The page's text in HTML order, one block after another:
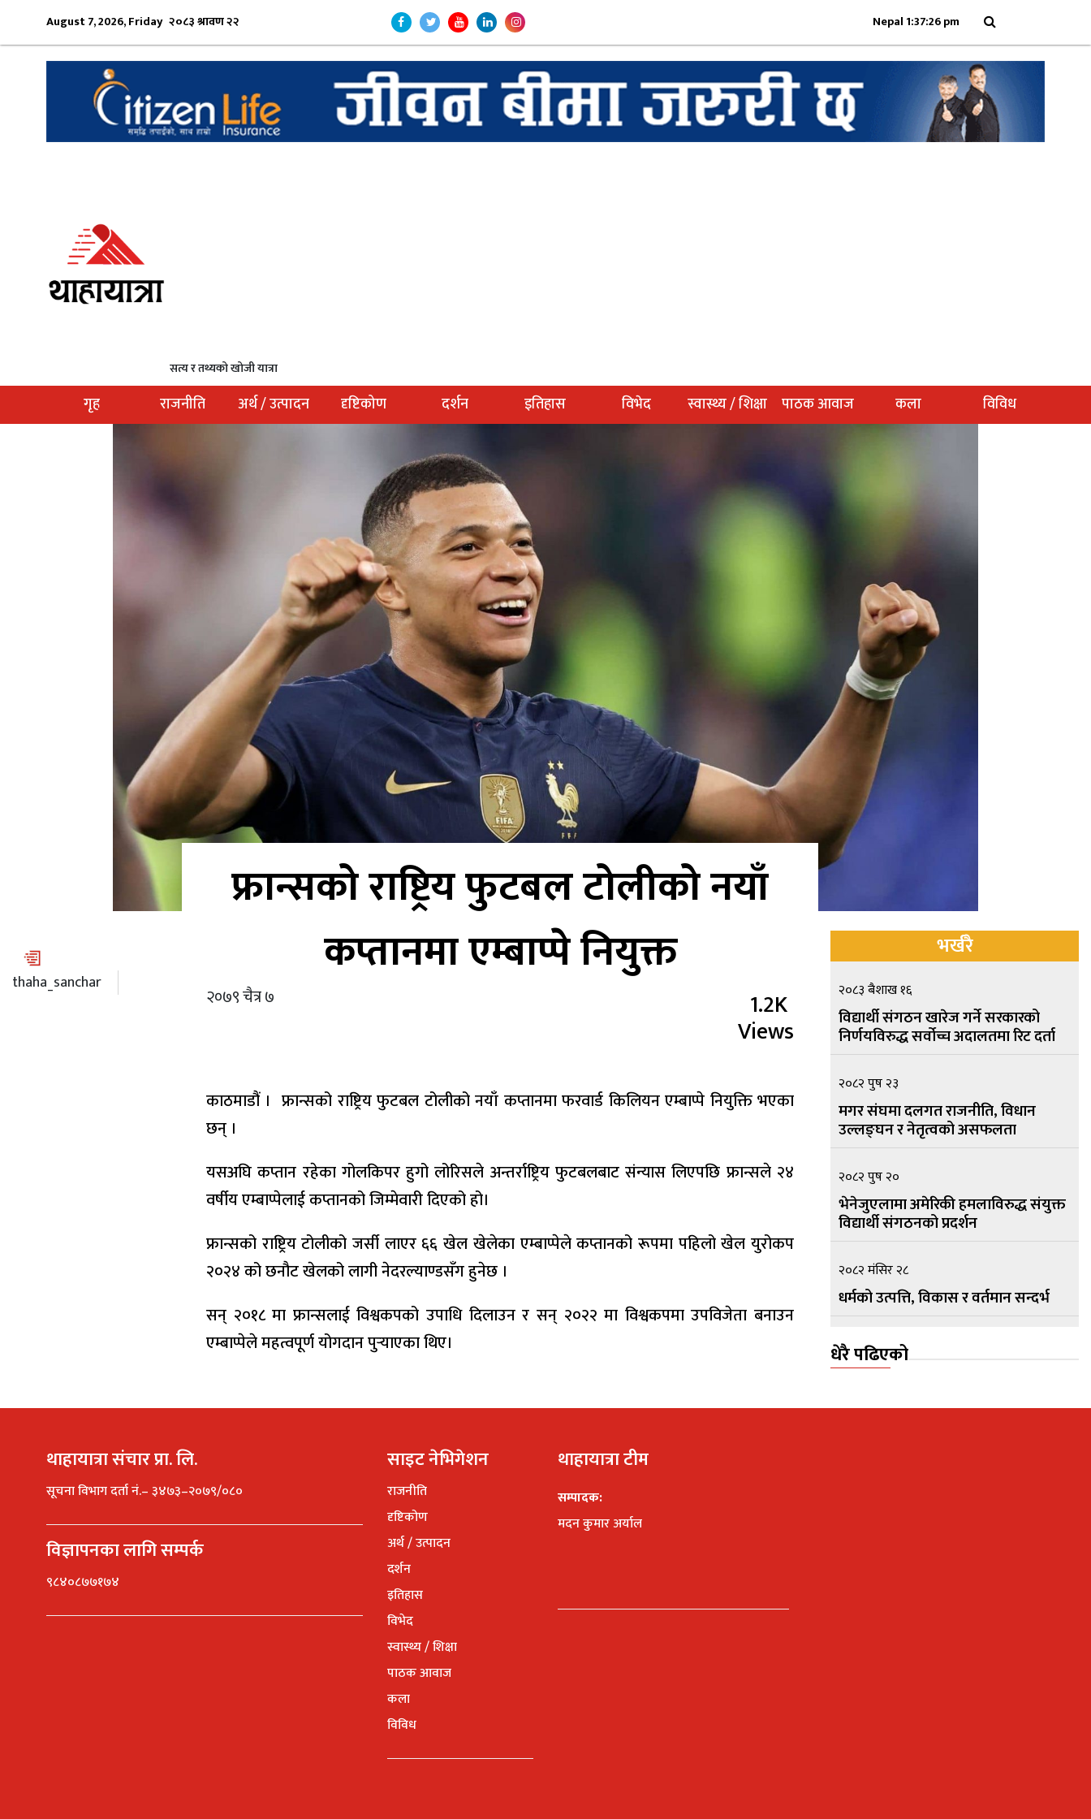
August 7, 2026, Friday २०८३ श्रावण २२ Nepal 1:37:26 pm
सत्य र तथ्यको खोजी यात्रा
गृह राजनीति अर्थ / उत्पादन दृष्टिकोण दर्शन इतिहास विभेद स्वास्थ्य / शिक्षा पाठक आवाज कला विविध
thaha_sanchar
फ्रान्सको राष्ट्रिय फुटबल टोलीको नयाँ
कप्तानमा एम्बाप्पे नियुक्त
२०७९ चैत्र ७ 1.2K
Views
काठमाडौं । फ्रान्सको राष्ट्रिय फुटबल टोलीको नयाँ कप्तानमा फरवार्ड किलियन एम्बाप्पे नियुक्ति भएका
छन् ।
यसअघि कप्तान रहेका गोलकिपर हुगो लोरिसले अन्तर्राष्ट्रिय फुटबलबाट संन्यास लिएपछि फ्रान्सले २४
वर्षीय एम्बाप्पेलाई कप्तानको जिम्मेवारी दिएको हो।
फ्रान्सको राष्ट्रिय टोलीको जर्सी लाएर ६६ खेल खेलेका एम्बाप्पेले कप्तानको रूपमा पहिलो खेल युरोकप
२०२४ को छनौट खेलको लागी नेदरल्याण्डसँग हुनेछ ।
सन् २०१८ मा फ्रान्सलाई विश्वकपको उपाधि दिलाउन र सन् २०२२ मा विश्वकपमा उपविजेता बनाउन
एम्बाप्पेले महत्वपूर्ण योगदान पुर्‍याएका थिए।
भर्खरै
२०८३ बैशाख १६
विद्यार्थी संगठन खारेज गर्ने सरकारको
निर्णयविरुद्ध सर्वोच्च अदालतमा रिट दर्ता
२०८२ पुष २३
मगर संघमा दलगत राजनीति, विधान
उल्लङ्घन र नेतृत्वको असफलता
२०८२ पुष २०
भेनेजुएलामा अमेरिकी हमलाविरुद्ध संयुक्त
विद्यार्थी संगठनको प्रदर्शन
२०८२ मंसिर २८
धर्मको उत्पत्ति, विकास र वर्तमान सन्दर्भ
२०८२ मंसिर १५
सामुदायिक सार्वभौम नेपालको प्रस्तावना
धेरै पढिएको
थाहायात्रा संचार प्रा. लि.
सूचना विभाग दर्ता नं.– ३४७३–२०७९/०८०
विज्ञापनका लागि सम्पर्क
९८४०८७७१७४
साइट नेभिगेशन
राजनीति
दृष्टिकोण
अर्थ / उत्पादन
दर्शन
इतिहास
विभेद
स्वास्थ्य / शिक्षा
पाठक आवाज
कला
विविध
थाहायात्रा टीम
सम्पादक:
मदन कुमार अर्याल